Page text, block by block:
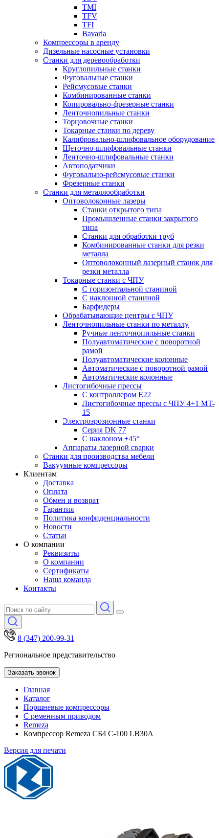
TMI
TFV
TFI
Bavaria
Компрессоры в аренду
Дизельные насосные установки
Станки для деревообработки
Круглопильные станки
Фуговальные станки
Рейсмусовые станки
Комбинированные станки
Копировально-фрезерные станки
Ленточнопильные станки
Торцовочные станки
Токарные станки по дереву
Калибровально-шлифовальное оборудование
Щеточно-шлифовальные станки
Ленточно-шлифовальные станки
Автоподатчики
Фуговально-рейсмусовые станки
Фрезерные станки
Станки для металлообработки
Оптоволоконные лазеры
Станки открытого типа
Промышленные станки закрытого
типа
Станки для обработки труб
Комбинированные станки для резки
металла
Оптоволоконный лазерный станок для
резки металла
Токарные станки с ЧПУ
С горизонтальной станиной
С наклонной станиной
Барфидеры
Обрабатывающие центры с ЧПУ
Ленточнопильные станки по металлу
Ручные ленточнопильные станки
Полуавтоматические с поворотной
рамой
Полуавтоматические колонные
Автоматические с поворотной рамой
Автоматические колонные
Листогибочные прессы
С контроллером E22
Листогибочные прессы с ЧПУ 4+1 MT-
15
Электроэрозионные станки
Серия DK 77
С наклоном ±45°
Аппараты лазерной сварки
Станки для производства мебели
Вакуумные компрессоры
Клиентам
Доставка
Оплата
Обмен и возврат
Гарантия
Политика конфиденциальности
Новости
Статьи
О компании
Реквизиты
О компании
Сертификаты
Наша команда
Контакты
8 (347) 200-99-31
Региональное представительство
Заказать звонок
Главная
Каталог
Поршневые компрессоры
С ременным приводом
Remeza
Компрессор Remeza СБ4 С-100 LB30A
Версия для печати